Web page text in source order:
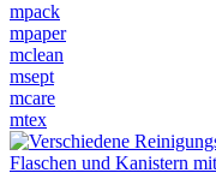
mpack
mpaper
mclean
msept
mcare
mtex